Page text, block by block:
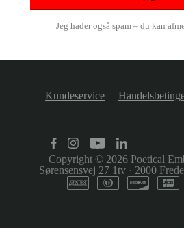
Jeg hader også spam – du kan
Kundeservice
Copyright © 2026 Poetical
Sørensensvej 27 1tv · 2000